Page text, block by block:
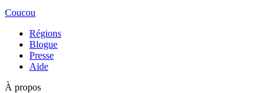
Coucou
Régions
Blogue
Presse
Aide
À propos